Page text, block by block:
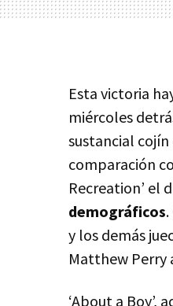
Esta victoria
miércoles
sustancial
comparación
Recreation’ el
demográficos
y los demás
Matthew Perry
‘About a Boy’,